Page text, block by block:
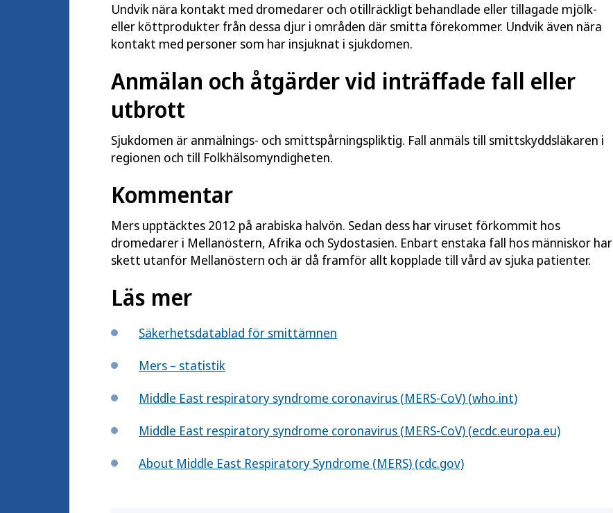
Undvik nära kontakt med dromedarer och otillräckligt behandlade eller tillagade mjölk-
eller köttprodukter från dessa djur i områden där smitta förekommer. Undvik även nära
kontakt med personer som har insjuknat i sjukdomen.
Anmälan och åtgärder vid inträffade fall eller
utbrott
Sjukdomen är anmälnings- och smittspårningspliktig. Fall anmäls till smittskyddsläkaren i
regionen och till Folkhälsomyndigheten.
Kommentar
Mers upptäcktes 2012 på arabiska halvön. Sedan dess har viruset förkommit hos
dromedarer i Mellanöstern, Afrika och Sydostasien. Enbart enstaka fall hos människor har
skett utanför Mellanöstern och är då framför allt kopplade till vård av sjuka patienter.
Läs mer
Säkerhetsdatablad för smittämnen
Mers – statistik
Middle East respiratory syndrome coronavirus (MERS-CoV) (who.int)
Middle East respiratory syndrome coronavirus (MERS-CoV) (ecdc.europa.eu)
About Middle East Respiratory Syndrome (MERS) (cdc.gov)